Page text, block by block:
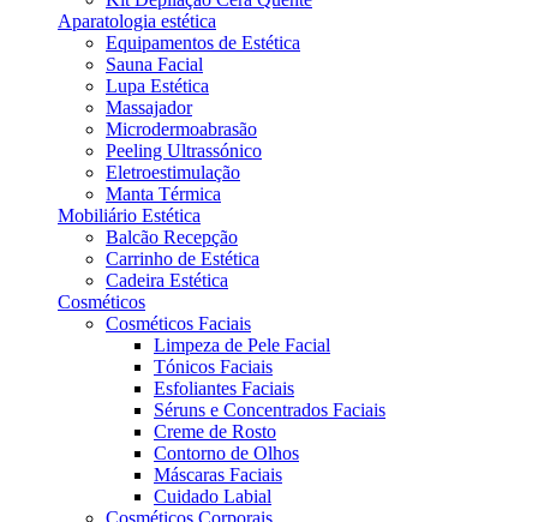
Aparatologia estética
Equipamentos de Estética
Sauna Facial
Lupa Estética
Massajador
Microdermoabrasão
Peeling Ultrassónico
Eletroestimulação
Manta Térmica
Mobiliário Estética
Balcão Recepção
Carrinho de Estética
Cadeira Estética
Cosméticos
Cosméticos Faciais
Limpeza de Pele Facial
Tónicos Faciais
Esfoliantes Faciais
Séruns e Concentrados Faciais
Creme de Rosto
Contorno de Olhos
Máscaras Faciais
Cuidado Labial
Cosméticos Corporais